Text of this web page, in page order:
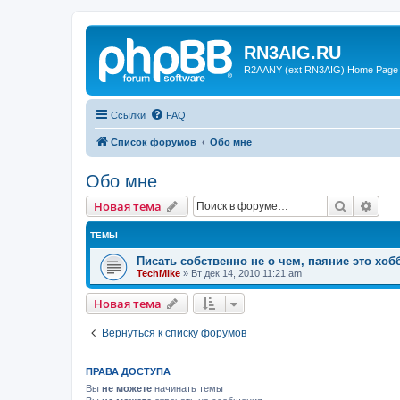
RN3AIG.RU
R2AANY (ext RN3AIG) Home Page
Ссылки FAQ
Список форумов Обо мне
Обо мне
Новая тема Поиск
ТЕМЫ
Писать собственно не о чем, паяние это
TechMike » Вт дек 14, 2010 11:21 am
Новая тема
Вернуться к списку форумов
ПРАВА ДОСТУПА
Вы не можете начинать темы